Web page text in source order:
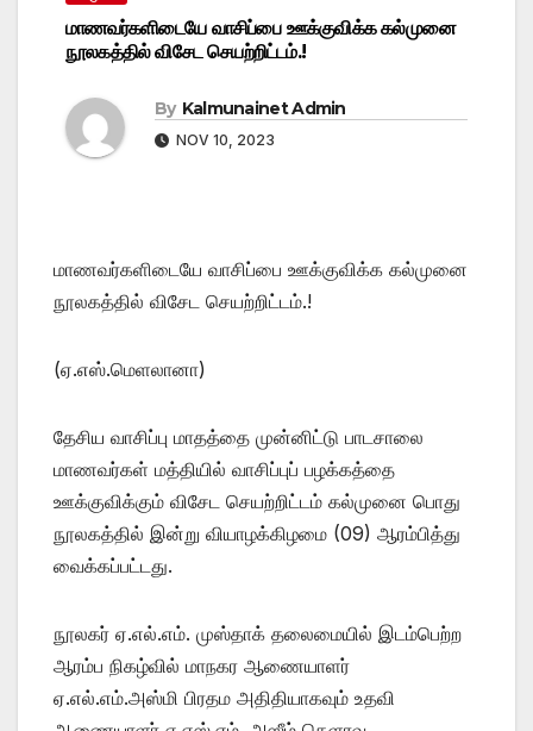
மாணவர்களிடையே வாசிப்பை ஊக்குவிக்க கல்முனை
நூலகத்தில் விசேட செயற்றிட்டம்.!
By Kalmunainet Admin
NOV 10, 2023
மாணவர்களிடையே வாசிப்பை ஊக்குவிக்க கல்முனை
நூலகத்தில் விசேட செயற்றிட்டம்.!
(ஏ.எஸ்.மெளலானா)
தேசிய வாசிப்பு மாதத்தை முன்னிட்டு பாடசாலை
மாணவர்கள் மத்தியில் வாசிப்புப் பழக்கத்தை
ஊக்குவிக்கும் விசேட செயற்றிட்டம் கல்முனை பொது
நூலகத்தில் இன்று வியாழக்கிழமை (09) ஆரம்பித்து
வைக்கப்பட்டது.
நூலகர் ஏ.எல்.எம். முஸ்தாக் தலைமையில் இடம்பெற்ற
ஆரம்ப நிகழ்வில் மாநகர ஆணையாளர்
ஏ.எல்.எம்.அஸ்மி பிரதம அதிதியாகவும் உதவி